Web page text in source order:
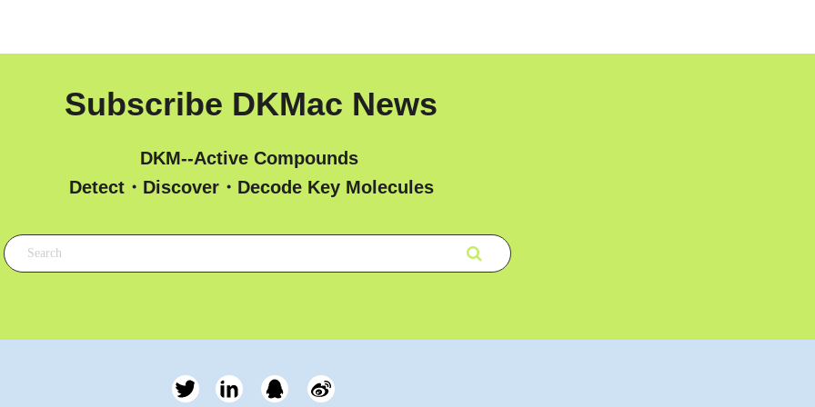
Subscribe DKMac News
DKM--Active Compounds
Detect・Discover・Decode Key Molecules